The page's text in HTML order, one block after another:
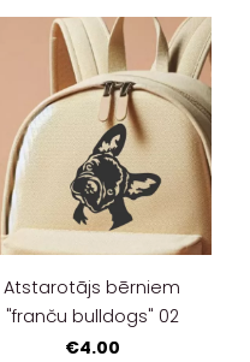
Atstarotājs bērniem
"franču bulldogs" 02
€4.00